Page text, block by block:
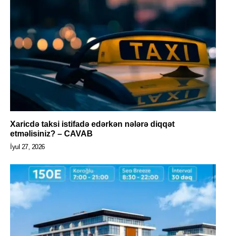
Xaricdə taksi istifadə edərkən nələrə diqqət
etməlisiniz? – CAVAB
İyul 27, 2026